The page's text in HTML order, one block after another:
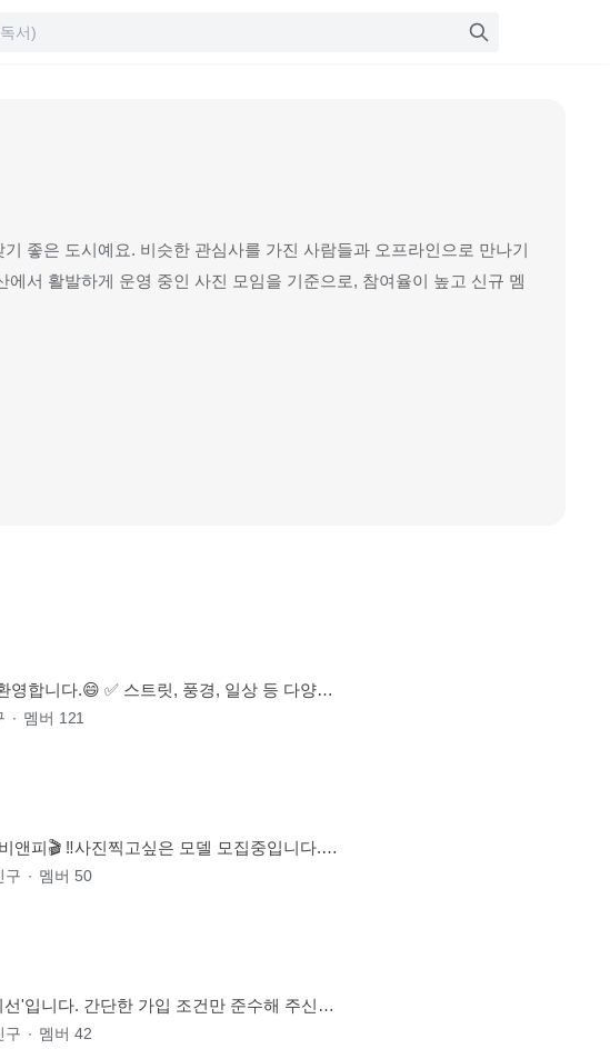
좋은 도시예요. 비슷한 관심사를 가진 사람들과 오프라인으로 만나기
서 활발하게 운영 중인 사진 모임을 기준으로, 참여율이 높고 신규 멤
영합니다.😄 ✅️ 스트릿, 풍경, 일상 등 다양한
인 위주로 운영되는 사진모임입니다.🤟📸🎬
👉생각보다 진상되기 쉬워요! 예의를 지켜
∙ 멤버 121
집중입니다. ✔️
진 / 웹드라마 / 여행영상❗️ -모델 경험이 없어
구 ∙ 멤버 50
'입니다. 간단한 가입 조건만 준수해 주신다
구 ∙ 멤버 42